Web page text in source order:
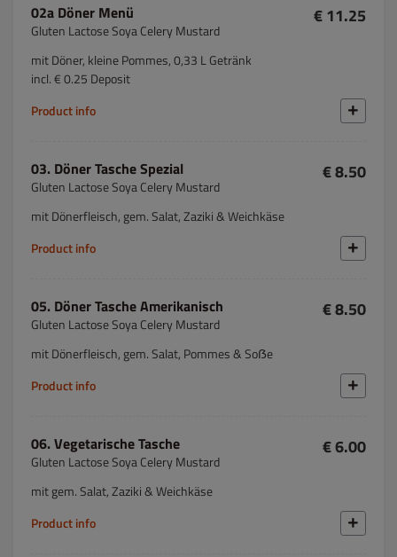
02a Döner Menü
Gluten Lactose Soya Celery Mustard
€ 11.25
mit Döner, kleine Pommes, 0,33 L Getränk
incl. € 0.25 Deposit
Product info
03. Döner Tasche Spezial
Gluten Lactose Soya Celery Mustard
€ 8.50
mit Dönerfleisch, gem. Salat, Zaziki & Weichkäse
Product info
05. Döner Tasche Amerikanisch
Gluten Lactose Soya Celery Mustard
€ 8.50
mit Dönerfleisch, gem. Salat, Pommes & Soẞe
Product info
06. Vegetarische Tasche
Gluten Lactose Soya Celery Mustard
€ 6.00
mit gem. Salat, Zaziki & Weichkäse
Product info